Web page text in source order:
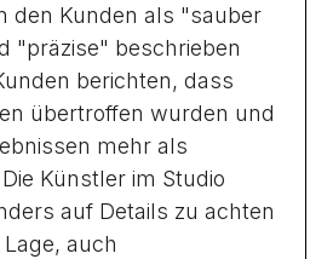
den Kunden als "sauber
"präzise" beschrieben
berichten, dass
übertroffen wurden und
mehr als
Künstler im Studio
auf Details zu achten
auch